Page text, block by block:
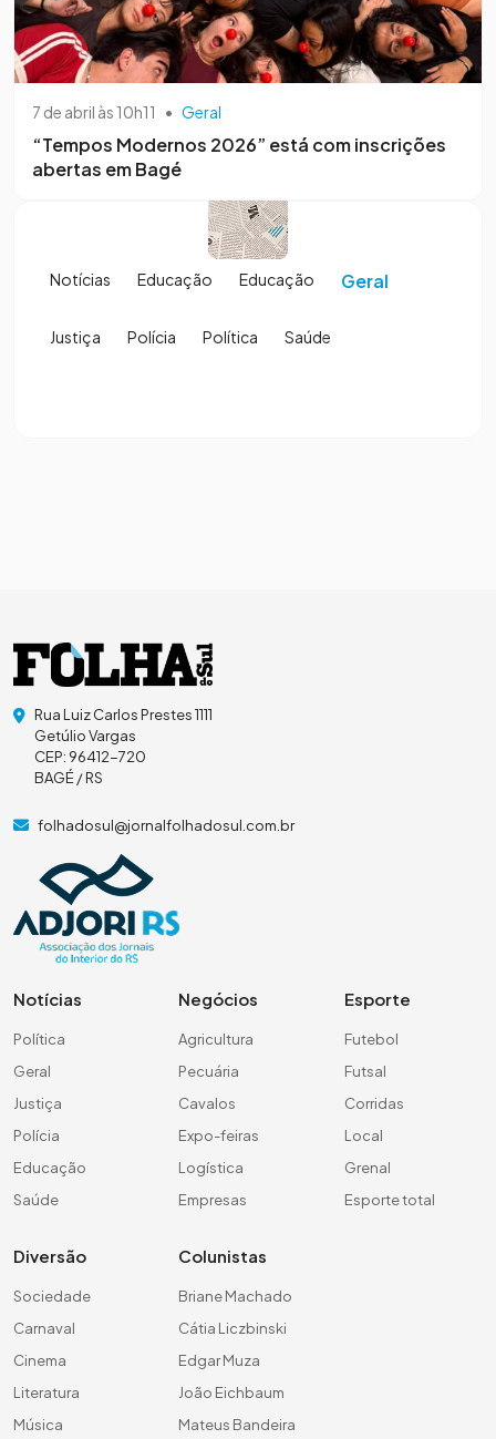
7 de abril às 10h11 • Geral
“Tempos Modernos 2026” está com inscrições
abertas em Bagé
Notícias Educação Educação Geral
Justiça Polícia Política Saúde
Rua Luiz Carlos Prestes 1111
Getúlio Vargas
CEP: 96412-720
BAGÉ / RS
folhadosul@jornalfolhadosul.com.br
Notícias
Política
Geral
Justiça
Polícia
Educação
Saúde
Negócios
Agricultura
Pecuária
Cavalos
Expo-feiras
Logística
Empresas
Esporte
Futebol
Futsal
Corridas
Local
Grenal
Esporte total
Diversão
Sociedade
Carnaval
Cinema
Literatura
Música
Colunistas
Briane Machado
Cátia Liczbinski
Edgar Muza
João Eichbaum
Mateus Bandeira